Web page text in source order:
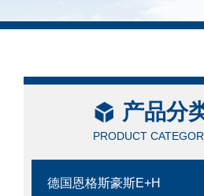
产品分
PRODUCT
德国恩格斯豪斯E+H